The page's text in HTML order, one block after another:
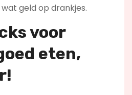
geld op drankjes.
voor
eten,